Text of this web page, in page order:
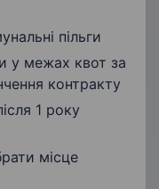
пільги
у межах квот за
контракту
1 року
місце